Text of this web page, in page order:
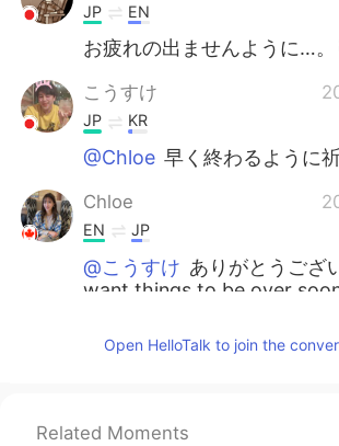
JP EN
お疲れの出ませんように…。
こうすけ
JP KR
@Chloe 早く終わるように
Chloe
EN JP
@こうすけ ありがとうござ
want things to be over
こうすけ
てます☺️
Open HelloTalk to join the
Related Moments